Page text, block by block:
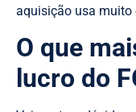
aquisição usa muito
O que
lucro do